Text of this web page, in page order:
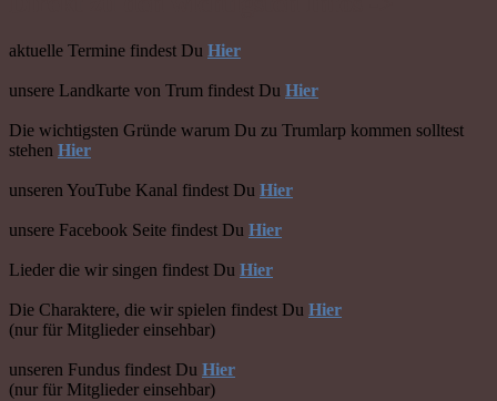
aktuelle Termine findest Du Hier
unsere Landkarte von Trum findest Du Hier
Die wichtigsten Gründe warum Du zu Trumlarp kommen solltest
stehen Hier
unseren YouTube Kanal findest Du Hier
unsere Facebook Seite findest Du Hier
Lieder die wir singen findest Du Hier
Die Charaktere, die wir spielen findest Du Hier
(nur für Mitglieder einsehbar)
unseren Fundus findest Du Hier
(nur für Mitglieder einsehbar)